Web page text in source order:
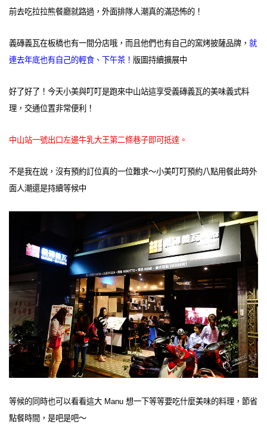
前去吃拉拉熊餐廳就路過，外面排隊人潮真的滿恐怖的！
義磚義瓦在板橋也有一間分店哦，而且他們也有自己的窯烤披薩品牌， 就
連去年底也有自己的輕食、下午茶！ 版圖持續擴展中
好了好了！今天小美與叮叮是跑來中山站這享受義磚義瓦的美味義式料
理，交通位置非常便利！
中山站一號出口左邊牛乳大王第二條巷子即可抵達。
不是我在說，沒有預約訂位真的一位難求～小美叮叮預約八點用餐此時外
面人潮還是持續等候中
等候的同時也可以看看這大 Manu 想一下等等要吃什麼美味的料理，節省
點餐時間，是吧是吧～